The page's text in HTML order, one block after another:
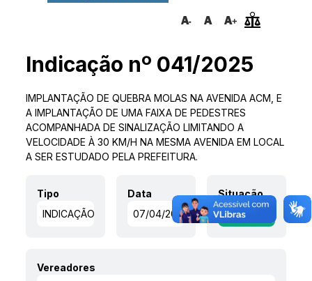
Indicação nº 041/2025
IMPLANTAÇÃO DE QUEBRA MOLAS NA AVENIDA ACM, E
A IMPLANTAÇÃO DE UMA FAIXA DE PEDESTRES
ACOMPANHADA DE SINALIZAÇÃO LIMITANDO A
VELOCIDADE À 30 KM/H NA MESMA AVENIDA EM LOCAL
A SER ESTUDADO PELA PREFEITURA.
Tipo
INDICAÇÃO
Data
07/04/2025
Situação
APROVADO
Vereadores